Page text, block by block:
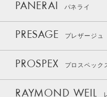
PANERAI パネライ
PRESAGE プレザージュ
PROSPEX プロスペック
RAYMOND WEIL